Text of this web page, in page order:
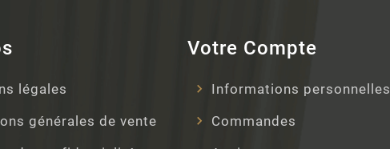
légales
générales de vente
Votre Compte
Informations personnelles
Commandes